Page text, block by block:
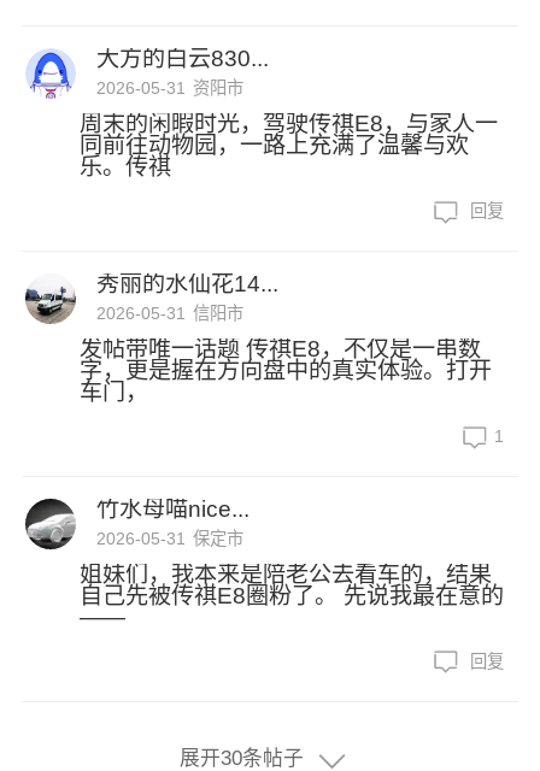
大方的白云830...
2026-05-31 资阳市
周末的闲暇时光，驾驶传祺E8，与家人一
同前往动物园，一路上充满了温馨与欢
乐。传祺
回复
秀丽的水仙花14...
2026-05-31 信阳市
发帖带唯一话题 传祺E8，不仅是一串数
字，更是握在方向盘中的真实体验。打开
车门，
1
竹水母喵nice...
2026-05-31 保定市
姐妹们，我本来是陪老公去看车的，结果
自己先被传祺E8圈粉了。 先说我最在意的
——
回复
展开30条帖子